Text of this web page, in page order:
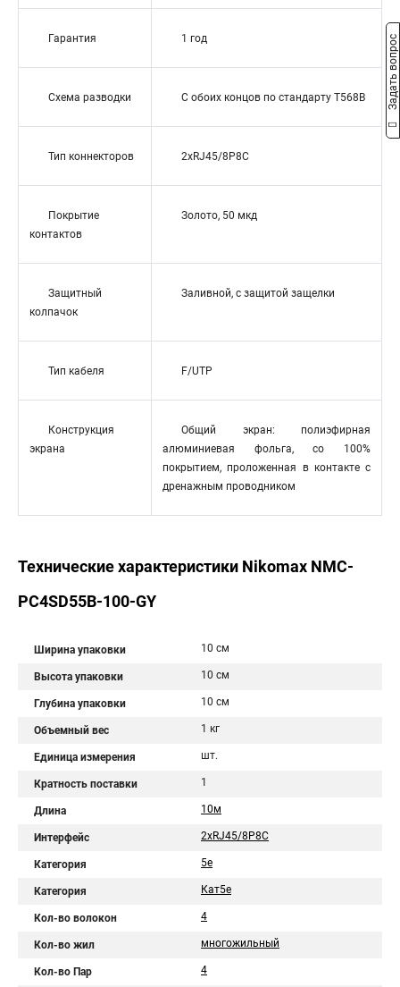
Гарантия 1 год
Схема разводки С обоих концов по стандарту T568B
Тип коннекторов 2xRJ45/8P8C
Покрытие
контактов
Золото, 50 мкд
Защитный
колпачок
Заливной, с защитой защелки
Тип кабеля F/UTP
Конструкция
экрана
Общий экран: полиэфирная
алюминиевая фольга, со 100%
покрытием, проложенная в контакте с
дренажным проводником
Технические характеристики Nikomax NMC-
PC4SD55B-100-GY
Ширина упаковки 10 см
Высота упаковки 10 см
Глубина упаковки 10 см
Объемный вес 1 кг
Единица измерения шт.
Кратность поставки 1
Длина 10м
Интерфейс 2хRJ45/8P8C
Категория 5e
Категория Кат5e
Кол-во волокон 4
Кол-во жил многожильный
Кол-во Пар 4
Задать вопрос